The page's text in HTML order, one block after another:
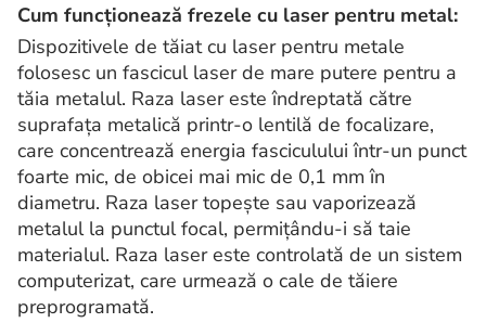
Cum funcționează frezele cu laser pentru metal:
Dispozitivele de tăiat cu laser pentru metale
folosesc un fascicul laser de mare putere pentru a
tăia metalul. Raza laser este îndreptată către
suprafața metalică printr-o lentilă de focalizare,
care concentrează energia fasciculului într-un punct
foarte mic, de obicei mai mic de 0,1 mm în
diametru. Raza laser topește sau vaporizează
metalul la punctul focal, permițându-i să taie
materialul. Raza laser este controlată de un sistem
computerizat, care urmează o cale de tăiere
preprogramată.